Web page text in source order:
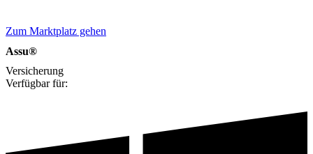
Zum Marktplatz gehen
Assu®
Versicherung
Verfügbar für: